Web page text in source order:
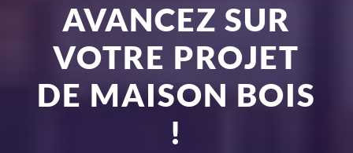
AVANCEZ SUR
VOTRE PROJET
DE MAISON BOIS
!